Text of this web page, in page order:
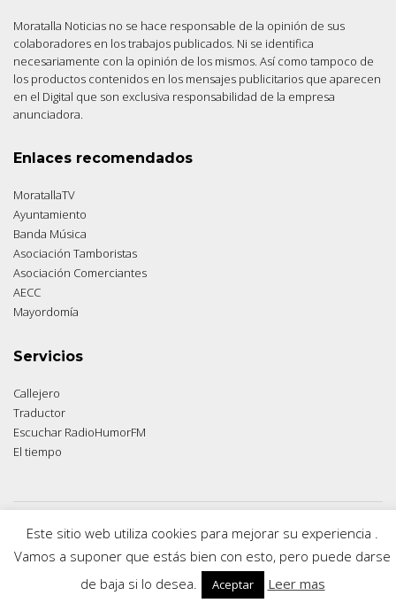
Moratalla Noticias no se hace responsable de la opinión de sus
colaboradores en los trabajos publicados. Ni se identifica
necesariamente con la opinión de los mismos. Así como tampoco de
los productos contenidos en los mensajes publicitarios que aparecen
en el Digital que son exclusiva responsabilidad de la empresa
anunciadora.
Enlaces recomendados
MoratallaTV
Ayuntamiento
Banda Música
Asociación Tamboristas
Asociación Comerciantes
AECC
Mayordomía
Servicios
Callejero
Traductor
Escuchar RadioHumorFM
El tiempo
© 2026 Moratalla Noticias.Aviso legal | Política de privacidad Política de cookies
Este sitio web utiliza cookies para mejorar su experiencia .
Vamos a suponer que estás bien con esto, pero puede darse
de baja si lo desea.
Aceptar Leer mas